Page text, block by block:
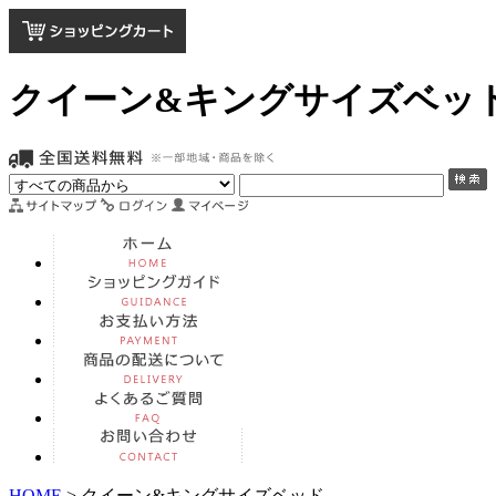
クイーン&キングサイズベッ